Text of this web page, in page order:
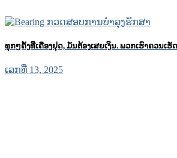
ທຸກໆຄັ້ງທີ່ເຄື່ອງຢຸດ, ມັນຕ້ອງເສຍເງິນ. ພວກ​ເຮົາ​ຄວນ​
ເລກທີ່ 13, 2025